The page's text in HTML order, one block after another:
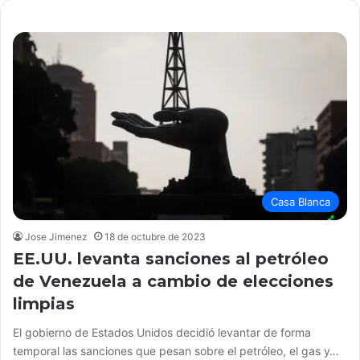
Casa Blanca
Jose Jimenez 18 de octubre de 2023
EE.UU. levanta sanciones al petróleo
de Venezuela a cambio de elecciones
limpias
El gobierno de Estados Unidos decidió levantar de forma
temporal las sanciones que pesan sobre el petróleo, el gas y…